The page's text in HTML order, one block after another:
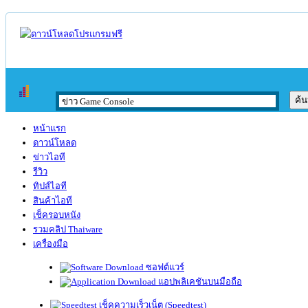
หน้าแรก
ดาวน์โหลด
ข่าวไอที
รีวิว
ทิปส์ไอที
สินค้าไอที
เช็ครอบหนัง
รวมคลิป Thaiware
เครื่องมือ
ซอฟต์แวร์
แอปพลิเคชันบนมือถือ
เช็คความเร็วเน็ต (Speedtest)